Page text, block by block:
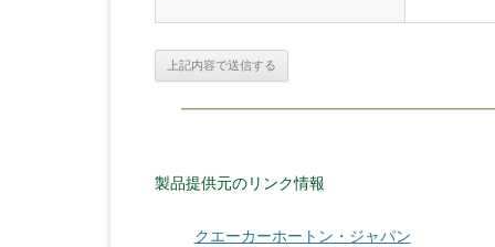
製品提供元のリンク情報
クエーカーホートン・ジャパン